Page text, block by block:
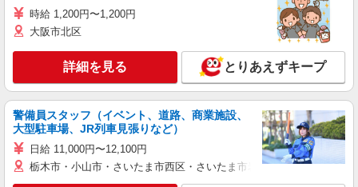
時給 1,200円〜1,200円
大阪市北区
詳細を見る とりあえずキープ
警備員スタッフ（イベント、道路、商業施設、
大型駐車場、JR列車見張りなど）
日給 11,000円〜12,100円
栃木市・小山市・さいたま市西区・さいたま市岩槻区・久喜市・蓮田